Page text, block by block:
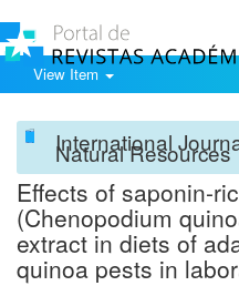
View Item
International
Natural Resources
Effects of saponin-
(Chenopodium
extract in diets of
quinoa pests in